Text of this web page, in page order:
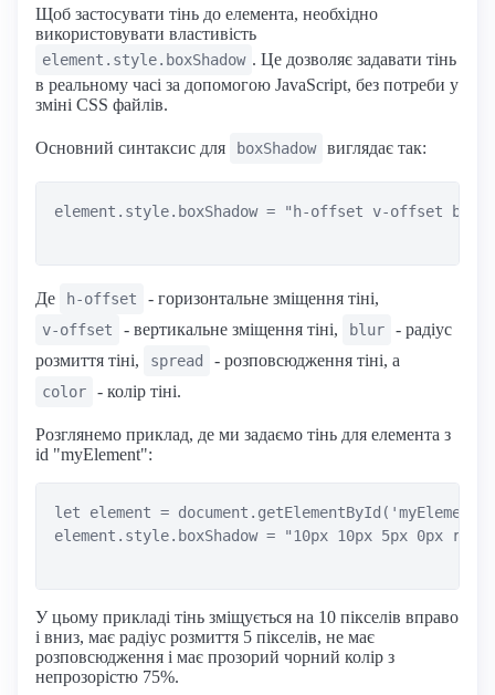
Щоб застосувати тінь до елемента, необхідно
використовувати властивість
element.style.boxShadow . Це дозволяє задавати тінь
в реальному часі за допомогою JavaScript, без потреби у
зміні CSS файлів.
Основний синтаксис для boxShadow виглядає так:
element.style.boxShadow = "h-offset v-offset
Де h-offset - горизонтальне зміщення тіні,
v-offset - вертикальне зміщення тіні, blur
- радіус
розмиття тіні,
spread - розповсюдження тіні, а
color - колір тіні.
Розглянемо приклад, де ми задаємо тінь для елемента з
id "myElement":
let element =
element.style.boxShadow = "10px 10px 5px 0px
У цьому прикладі тінь зміщується на 10 пікселів вправо
і вниз, має радіус розмиття 5 пікселів, не має
розповсюдження і має прозорий чорний колір з
непрозорістю 75%.